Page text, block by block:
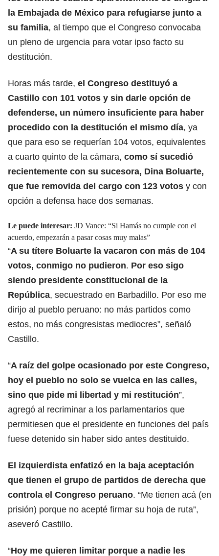
la Embajada de México para refugiarse junto a
su familia, al tiempo que el Congreso convocaba
un pleno de urgencia para votar ipso facto su
destitución.
Horas más tarde, el Congreso destituyó a
Castillo con 101 votos y sin darle opción de
defenderse, un número insuficiente para haber
procedido con la destitución el mismo día, ya
que para eso se requerían 104 votos, equivalentes
a cuarto quinto de la cámara, como sí sucedió
recientemente con su sucesora, Dina Boluarte,
que fue removida del cargo con 123 votos y con
opción a defensa hace dos semanas.
Le puede interesar: JD Vance: “Si Hamás no cumple con el
acuerdo, empezarán a pasar cosas muy malas”
“A su títere Boluarte la vacaron con más de 104
votos, conmigo no pudieron. Por eso sigo
siendo presidente constitucional de la
República, secuestrado en Barbadillo. Por eso me
dirijo al pueblo peruano: no más partidos como
estos, no más congresistas mediocres”, señaló
Castillo.
“A raíz del golpe ocasionado por este Congreso,
hoy el pueblo no solo se vuelca en las calles,
sino que pide mi libertad y mi restitución”,
agregó al recriminar a los parlamentarios que
permitiesen que el presidente en funciones del país
fuese detenido sin haber sido antes destituido.
El izquierdista enfatizó en la baja aceptación
que tienen el grupo de partidos de derecha que
controla el Congreso peruano. “Me tienen acá (en
prisión) porque no acepté firmar su hoja de ruta”,
aseveró Castillo.
“Hoy me quieren limitar porque a nadie les